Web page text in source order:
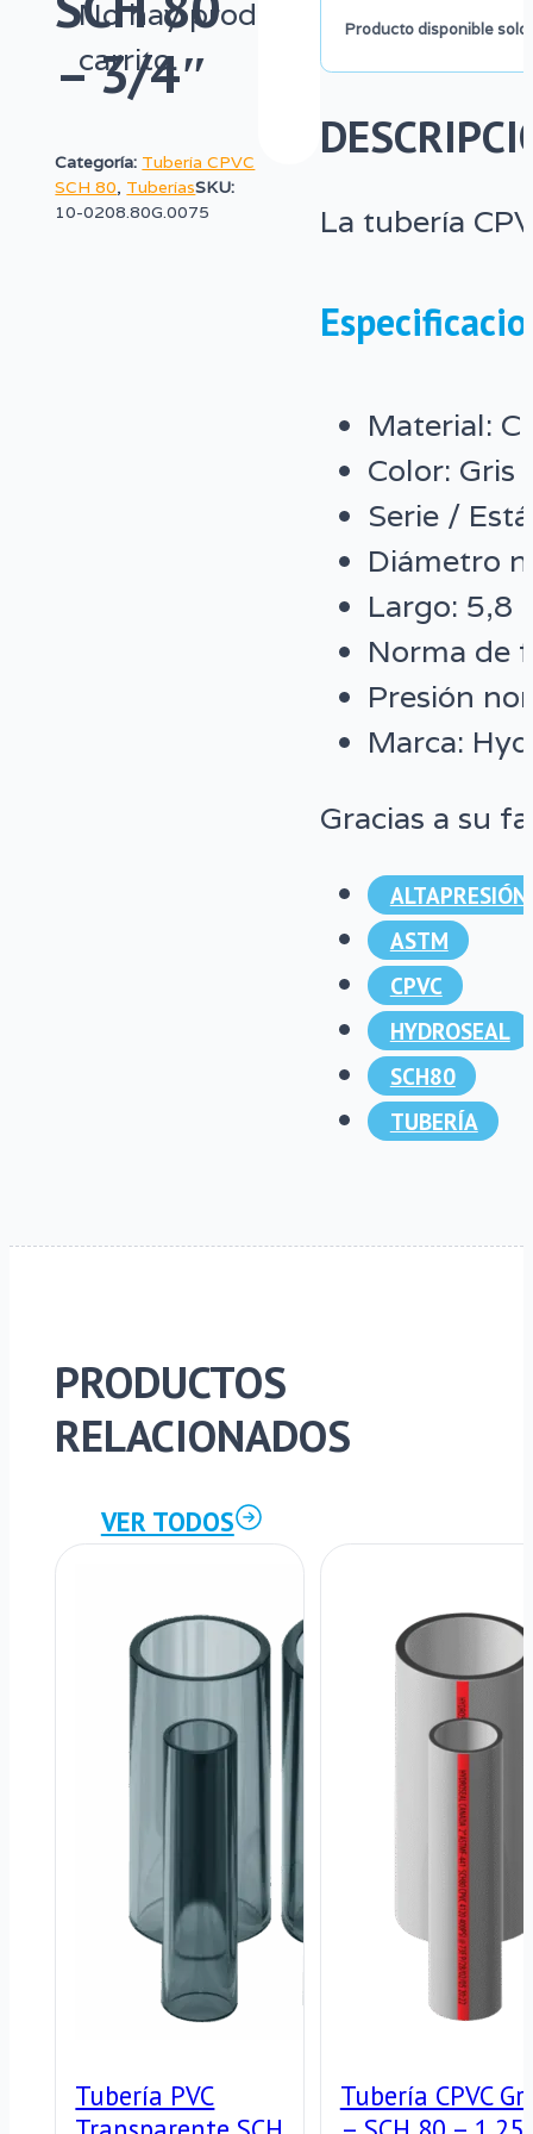
No hay productos en el
carrito.
– 3/4″
Categoría: Tubería CPVC
SCH 80, TuberíasSKU:
10-0208.80G.0075
–
SCH
–
cantidad
Producto disponible
La tubería
Material:
Color: Gris
Serie /
Diámetro
Largo: 5,8
Norma de
Presión
Marca:
Gracias a su
ALTAPRESIÓN
ASTM
CPVC
HYDROSEAL
SCH80
TUBERÍA
PRODUCTOS
RELACIONADOS
VER TODOS
Tubería PVC
Tubería CPVC